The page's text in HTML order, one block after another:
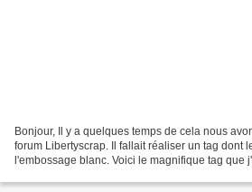
Bonjour, Il y a quelques temps de cela nous
forum Libertyscrap. Il fallait réaliser un tag dont
l'embossage blanc. Voici le magnifique tag que